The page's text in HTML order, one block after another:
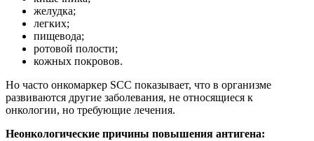
желудка;
легких;
пищевода;
ротовой полости;
кожных покровов.
Но часто онкомаркер SCC показывает, что в организме
развиваются другие заболевания, не относящиеся к
онкологии, но требующие лечения.
Неонкологические причины повышения антигена: